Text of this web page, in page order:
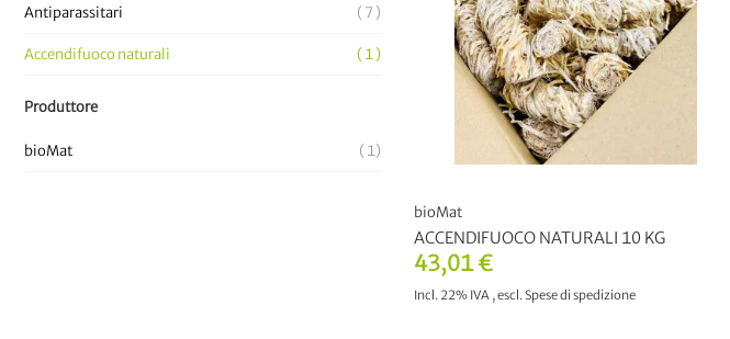
43,01 €
Incl. 22% IVA ,escl.Spese di spedizione
bioMat
ACCENDIFUOCO NATURALI 10 KG
Antiparassitari 7
Accendifuoco naturali 1
Produttore
bioMat 1